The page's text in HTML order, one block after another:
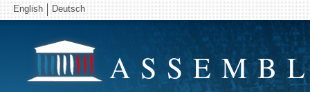
English Deutsch